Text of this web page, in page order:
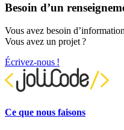
Besoin d’un
Vous avez besoin
Vous avez un projet ?
Écrivez-nous !
Ce que nous faisons